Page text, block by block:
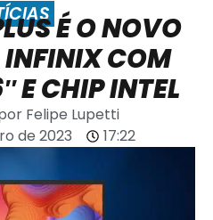
É O NOVO
COM
E CHIP INTEL
Felipe Lupetti
de 2023
17:22